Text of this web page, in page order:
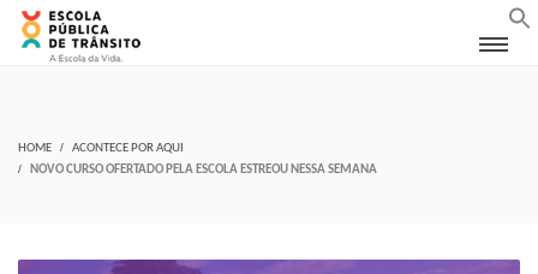
HOME
ACONTECE POR AQUI
NOVO CURSO OFERTADO PELA ESCOLA ESTREOU NESSA SEMANA